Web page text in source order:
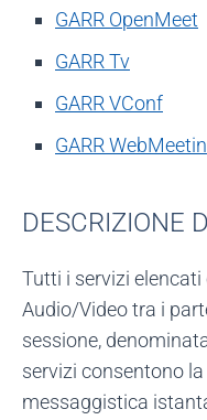
GARR OpenMeet
GARR Tv
GARR VConf
GARR
DESCRIZIONE
Tutti i servizi elencati
Audio/Video tra i
sessione,
servizi consentono
messaggistica